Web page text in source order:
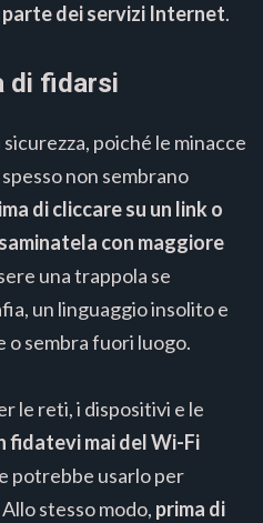
dei servizi Internet.
di fidarsi
poiché le minacce
spesso non sembrano
di cliccare su un link o
con maggiore
una trappola se
un linguaggio insolito e
o sembra fuori luogo.
le reti, i dispositivi e le
fidatevi mai del Wi-Fi
potrebbe usarlo per
stesso modo, prima di